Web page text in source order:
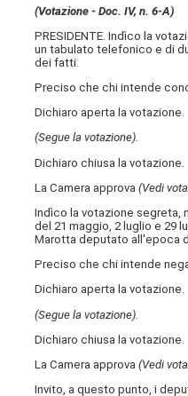
(Votazione -Doc. IV, n. 6-A)
PRESIDENTE. Indìco la
un tabulato telefonico e di
dei fatti.
Preciso che chi intende
Dichiaro aperta la votazione.
(Segue la votazione).
Dichiaro chiusa la votazione.
La Camera approva(Vedi
Indìco la votazione
del 21 maggio, 2 luglio e 29
Marotta deputato all'epoca
Preciso che chi intende
Dichiaro aperta la votazione.
(Segue la votazione).
Dichiaro chiusa la votazione.
La Camera approva(Vedi
Invito, a questo punto, i